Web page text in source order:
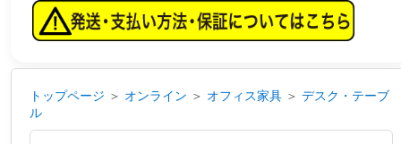
トップページ ＞ オンライン ＞ オフィス家具 ＞ デスク・テーブ
ル